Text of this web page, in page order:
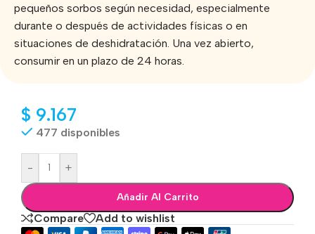
pequeños sorbos según necesidad, especialmente
durante o después de actividades físicas o en
situaciones de deshidratación. Una vez abierto,
consumir en un plazo de 24 horas.
$ 9.167
477 disponibles
- +
Añadir Al Carrito
Compare Add to wishlist